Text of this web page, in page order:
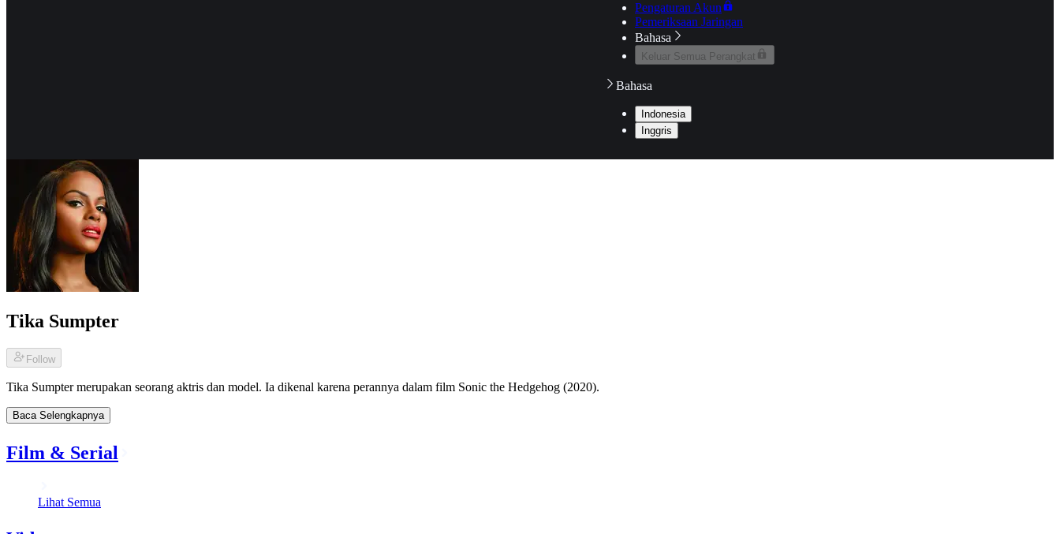
Pengaturan Akun
Pemeriksaan Jaringan
Bahasa
Keluar Semua Perangkat
Bahasa
Indonesia
Inggris
Tika Sumpter
Follow
Tika Sumpter merupakan seorang aktris dan model. Ia dikenal karena perannya dalam film Sonic the Hedgehog (2020).
Baca Selengkapnya
Film & Serial
Lihat Semua